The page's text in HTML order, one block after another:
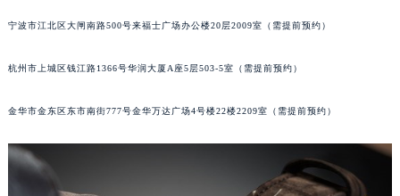
宁波市江北区大闸南路500号来福士广场办公楼20层2009室（需提前预约）
杭州市上城区钱江路1366号华润大厦A座5层503-5室（需提前预约）
金华市金东区东市南街777号金华万达广场4号楼22楼2209室（需提前预约）